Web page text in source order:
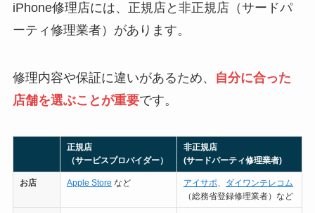
iPhone修理店には、正規店と非正規店（サードパ
ーティ修理業者）があります。
修理内容や保証に違いがあるため、
自分に合った
店舗を選ぶことが重要です。
正規店
（サービスプロバイダー）
非正規店
(サードパーティ修理業者)
お店 Apple Store など アイサポ、 ダイワンテレコム
（総務省登録修理業者）など